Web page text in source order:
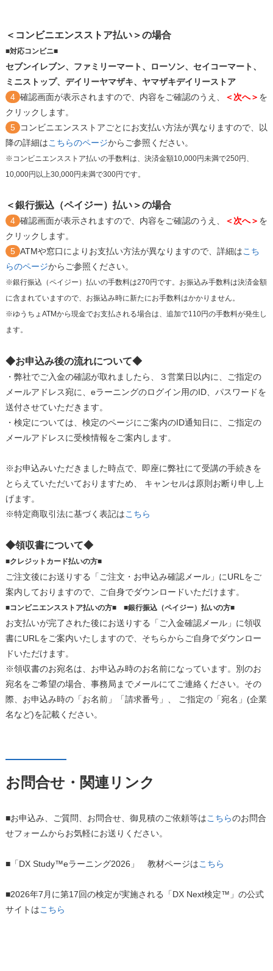
＜コンビニエンスストア払い＞の場合
■対応コンビニ■
セブンイレブン、ファミリーマート、ローソン、セイコーマート、
ミニストップ、デイリーヤマザキ、ヤマザキデイリーストア
4 確認画面が表示されますので、内容をご確認のうえ、 ＜次へ＞ を
クリックします。
5 コンビニエンスストアごとにお支払い方法が異なりますので、以
降の詳細はこちらのページからご参照ください。
※コンビニエンスストア払いの手数料は、決済金額10,000円未満で250円、
10,000円以上30,000円未満で300円です。
＜銀行振込（ペイジー）払い＞の場合
4 確認画面が表示されますので、内容をご確認のうえ、 ＜次へ＞ を
クリックします。
5 ATMや窓口によりお支払い方法が異なりますので、詳細はこち
らのページからご参照ください。
※銀行振込（ペイジー）払いの手数料は270円です。お振込み手数料は決済金額
に含まれていますので、お振込み時に新たにお手数料はかかりません。
※ゆうちょATMから現金でお支払される場合は、追加で110円の手数料が発生し
ます。
◆お申込み後の流れについて◆
・弊社でご入金の確認が取れましたら、３営業日以内に、ご指定の
メールアドレス宛に、eラーニングのログイン用のID、パスワードを
送付させていただきます。
・検定については、検定のページにご案内のID通知日に、ご指定の
メールアドレスに受検情報をご案内します。
※お申込みいただきました時点で、即座に弊社にて受講の手続きを
とらえていただいておりますため、 キャンセルは原則お断り申し上
げます。
※特定商取引法に基づく表記はこちら
◆領収書について◆
■クレジットカード払いの方■
ご注文後にお送りする「ご注文・お申込み確認メール」にURLをご
案内しておりますので、ご自身でダウンロードいただけます。
■コンビニエンスストア払いの方■ ■銀行振込（ペイジー）払いの方■
お支払いが完了された後にお送りする「ご入金確認メール」に領収
書にURLをご案内いたしますので、そちらからご自身でダウンロー
ドいただけます。
※領収書のお宛名は、お申込み時のお名前になっています。別のお
宛名をご希望の場合、事務局までメールにてご連絡ください。その
際、お申込み時の「お名前」「請求番号」、 ご指定の「宛名」(企業
名など)を記載ください。
お問合せ・関連リンク
■お申込み、ご質問、お問合せ、御見積のご依頼等はこちらのお問合
せフォームからお気軽にお送りください。
■「DX Study™eラーニング2026」 教材ページはこちら
■2026年7月に第17回の検定が実施される「DX Next検定™」の公式
サイトはこちら